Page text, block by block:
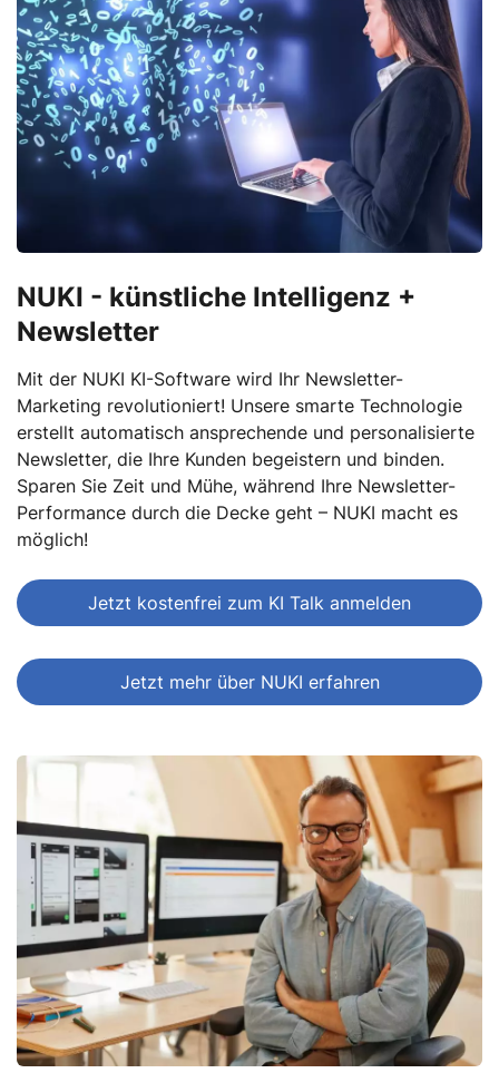
NUKI - künstliche Intelligenz +
Newsletter
Mit der NUKI KI-Software wird Ihr Newsletter-
Marketing revolutioniert! Unsere smarte Technologie
erstellt automatisch ansprechende und personalisierte
Newsletter, die Ihre Kunden begeistern und binden.
Sparen Sie Zeit und Mühe, während Ihre Newsletter-
Performance durch die Decke geht – NUKI macht es
möglich!
Jetzt kostenfrei zum KI Talk anmelden
Jetzt mehr über NUKI erfahren